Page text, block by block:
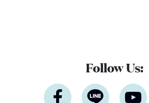
Follow Us: